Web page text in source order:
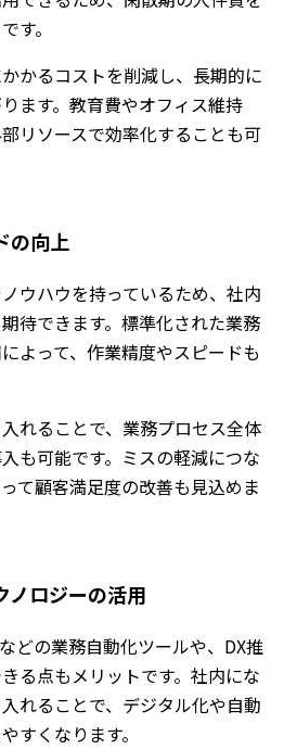
す。
かるコストを削減し、長期的に
ます。教育費やオフィス維持
リソースで効率化することも可
の向上
ウハウを持っているため、社内
待できます。標準化された業務
よって、作業精度やスピードも
れることで、業務プロセス全体
も可能です。ミスの軽減につな
て顧客満足度の改善も見込めま
ノロジーの活用
どの業務自動化ツールや、DX推
る点もメリットです。社内にな
れることで、デジタル化や自動
すくなります。